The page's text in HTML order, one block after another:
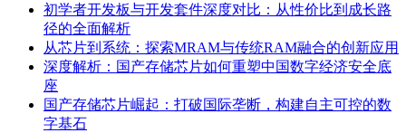
初学者开发板与开发套件深度对比：从性价比到成长路
径的全面解析
从芯片到系统：探索MRAM与传统RAM融合的创新应用
深度解析：国产存储芯片如何重塑中国数字经济安全底
座
国产存储芯片崛起：打破国际垄断，构建自主可控的数
字基石